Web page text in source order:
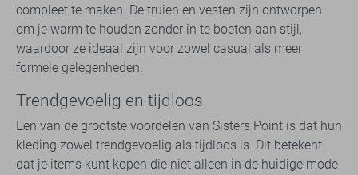
compleet te maken. De truien en vesten zijn ontworpen
om je warm te houden zonder in te boeten aan stijl,
waardoor ze ideaal zijn voor zowel casual als meer
formele gelegenheden.
Trendgevoelig en tijdloos
Een van de grootste voordelen van Sisters Point is dat hun
kleding zowel trendgevoelig als tijdloos is. Dit betekent
dat je items kunt kopen die niet alleen in de huidige mode